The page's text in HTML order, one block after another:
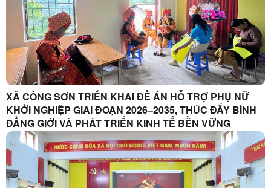
XÃ CÔNG SƠN TRIỂN KHAI ĐỀ ÁN HỖ TRỢ PHỤ NỮ
KHỞI NGHIỆP GIAI ĐOẠN 2026–2035, THÚC ĐẨY BÌNH
ĐẲNG GIỚI VÀ PHÁT TRIỂN KINH TẾ BỀN VỮNG